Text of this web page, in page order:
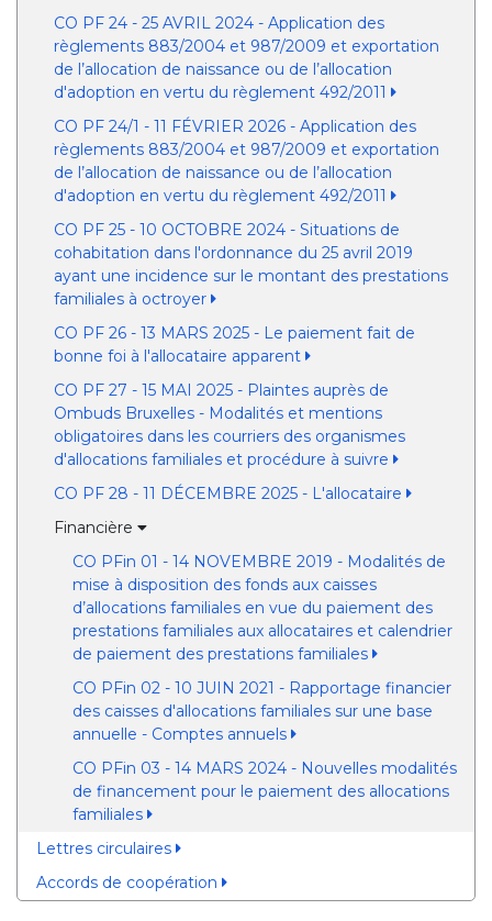
CO PF 24 - 25 AVRIL 2024 - Application des
règlements 883/2004 et 987/2009 et exportation
de l’allocation de naissance ou de l’allocation
d'adoption en vertu du règlement 492/2011
CO PF 24/1 - 11 FÉVRIER 2026 - Application des
règlements 883/2004 et 987/2009 et exportation
de l’allocation de naissance ou de l’allocation
d'adoption en vertu du règlement 492/2011
CO PF 25 - 10 OCTOBRE 2024 - Situations de
cohabitation dans l'ordonnance du 25 avril 2019
ayant une incidence sur le montant des prestations
familiales à octroyer
CO PF 26 - 13 MARS 2025 - Le paiement fait de
bonne foi à l'allocataire apparent
CO PF 27 - 15 MAI 2025 - Plaintes auprès de
Ombuds Bruxelles - Modalités et mentions
obligatoires dans les courriers des organismes
d'allocations familiales et procédure à suivre
CO PF 28 - 11 DÉCEMBRE 2025 - L'allocataire
Financière
CO PFin 01 - 14 NOVEMBRE 2019 - Modalités de
mise à disposition des fonds aux caisses
d’allocations familiales en vue du paiement des
prestations familiales aux allocataires et calendrier
de paiement des prestations familiales
CO PFin 02 - 10 JUIN 2021 - Rapportage financier
des caisses d'allocations familiales sur une base
annuelle - Comptes annuels
CO PFin 03 - 14 MARS 2024 - Nouvelles modalités
de financement pour le paiement des allocations
familiales
Lettres circulaires
Accords de coopération